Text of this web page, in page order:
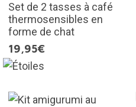
Set de 2 tasses à café
thermosensibles en
forme de chat
19,95€